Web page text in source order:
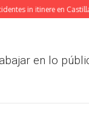
in itinere en Castilla-
en lo